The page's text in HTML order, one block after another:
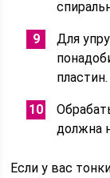
Для
пластин.
должна
Если у вас